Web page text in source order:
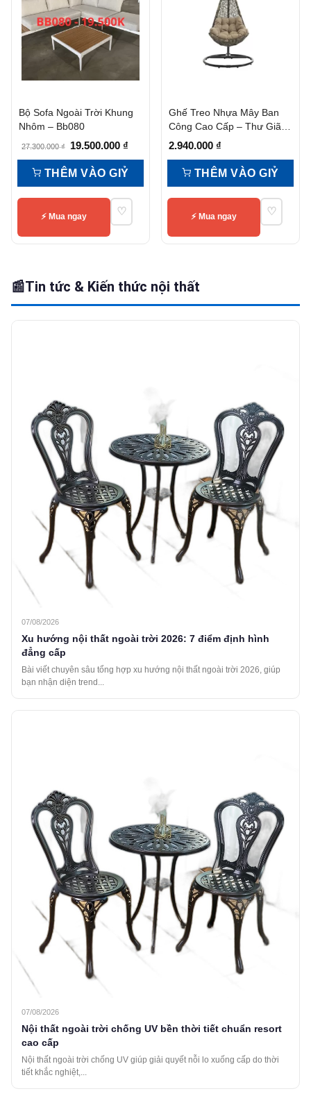
Bộ Sofa Ngoài Trời Khung
Nhôm – Bb080
27.300.000₫
Giá
gốc
là:
19.500.000 ₫
hiện
THÊM VÀO GIỶ
⚡ Mua ngay ♡
Ghế Treo Nhựa Mây Ban
Công Cao Cấp – Thư Giãn,
Bền Đẹp, Giá Tốt
2.940.000 ₫
THÊM VÀO GIỶ
⚡ Mua ngay ♡
📰Tin tức & Kiến thức nội thất
07/08/2026
Xu hướng nội thất ngoài trời 2026: 7 điểm định hình
đẳng cấp
Bài viết chuyên sâu tổng hợp xu hướng nội thất ngoài trời 2026, giúp
bạn nhận diện trend...
07/08/2026
Nội thất ngoài trời chống UV bền thời tiết chuẩn resort
cao cấp
Nội thất ngoài trời chống UV giúp giải quyết nỗi lo xuống cấp do thời
tiết khắc nghiệt,...